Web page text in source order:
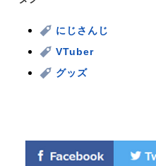
にじさんじ
VTuber
グッズ